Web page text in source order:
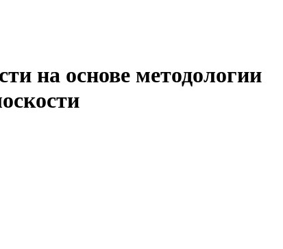
на основе методологии